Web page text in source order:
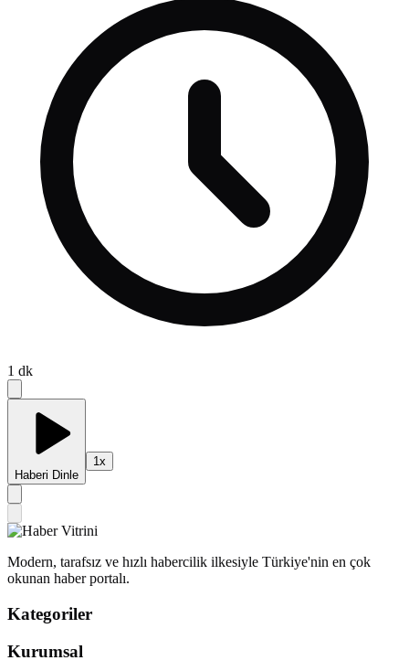
1 dk
Haberi Dinle
1x
Modern, tarafsız ve hızlı habercilik ilkesiyle Türkiye'nin en çok
okunan haber portalı.
Kategoriler
Kurumsal